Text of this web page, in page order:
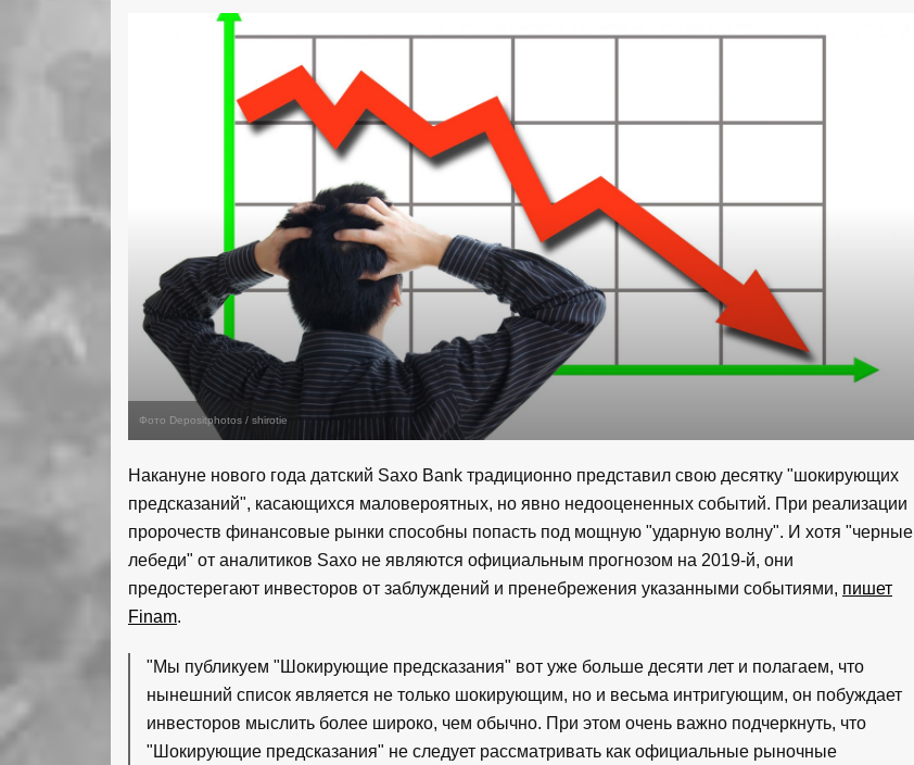
Фото Depositphotos / shirotie
Накануне нового года датский Saxo Bank традиционно представил свою десятку "шокирующих
предсказаний", касающихся маловероятных, но явно недооцененных событий. При реализации
пророчеств финансовые рынки способны попасть под мощную "ударную волну". И хотя "черные
лебеди" от аналитиков Saxo не являются официальным прогнозом на 2019-й, они
предостерегают инвесторов от заблуждений и пренебрежения указанными событиями, пишет
Finam.
"Мы публикуем "Шокирующие предсказания" вот уже больше десяти лет и полагаем, что
нынешний список является не только шокирующим, но и весьма интригующим, он побуждает
инвесторов мыслить более широко, чем обычно. При этом очень важно подчеркнуть, что
"Шокирующие предсказания" не следует рассматривать как официальные рыночные